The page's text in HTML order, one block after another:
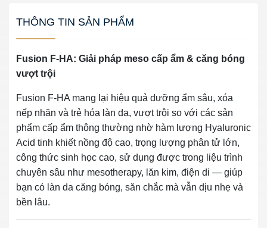
THÔNG TIN SẢN PHẨM
Fusion F‑HA: Giải pháp meso cấp ẩm & căng bóng
vượt trội
Fusion F‑HA mang lại hiệu quả dưỡng ẩm sâu, xóa
nếp nhăn và trẻ hóa làn da, vượt trội so với các sản
phẩm cấp ẩm thông thường nhờ hàm lượng Hyaluronic
Acid tinh khiết nồng độ cao, trọng lượng phân tử lớn,
công thức sinh học cao, sử dụng được trong liệu trình
chuyên sâu như mesotherapy, lăn kim, điện di — giúp
bạn có làn da căng bóng, săn chắc mà vẫn dịu nhẹ và
bền lâu.